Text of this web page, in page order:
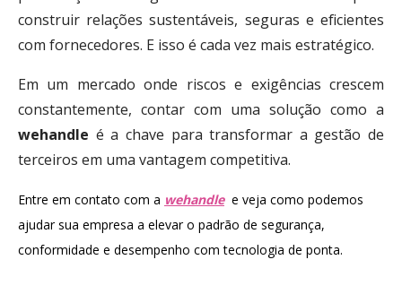
construir relações sustentáveis, seguras e eficientes
com fornecedores. E isso é cada vez mais estratégico.
Em um mercado onde riscos e exigências crescem
constantemente, contar com uma solução como a
wehandle é a chave para transformar a gestão de
terceiros em uma vantagem competitiva.
Entre em contato com a wehandle e veja como podemos
ajudar sua empresa a elevar o padrão de segurança,
conformidade e desempenho com tecnologia de ponta.